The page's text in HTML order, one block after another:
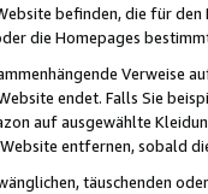
befinden, die für
die Homepages
endet. Falls Sie
auf ausgewählte
entfernen, sobald
täuschenden